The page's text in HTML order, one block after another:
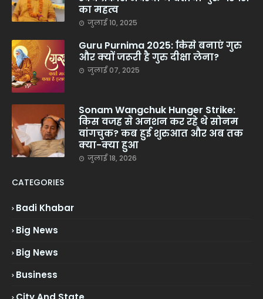
का महत्व
जुलाई 10, 2025
Guru Purnima 2025: किसे बनाएं गुरु
और क्यों जरूरी है गुरु दीक्षा लेना?
जुलाई 07, 2025
Sonam Wangchuk Hunger Strike:
किस वजह से अनशन कर रहे थे सोनम
वांगचुक? कब हुई शुरुआत और अब तक
क्या-क्या हुआ
जुलाई 18, 2026
CATEGORIES
Badi Khabar
Big News
Big News
Business